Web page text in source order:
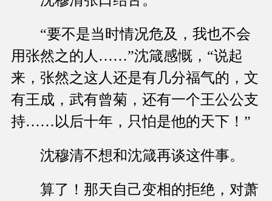
“要不是当时情况危及，我也不会
用张然之的人……”沈箴感慨，“说起
来，张然之这人还是有几分福气的，文
有王成，武有曾菊，还有一个王公公支
持……以后十年，只怕是他的天下！”
沈穆清不想和沈箴再谈这件事。
算了！那天自己变相的拒绝，对萧